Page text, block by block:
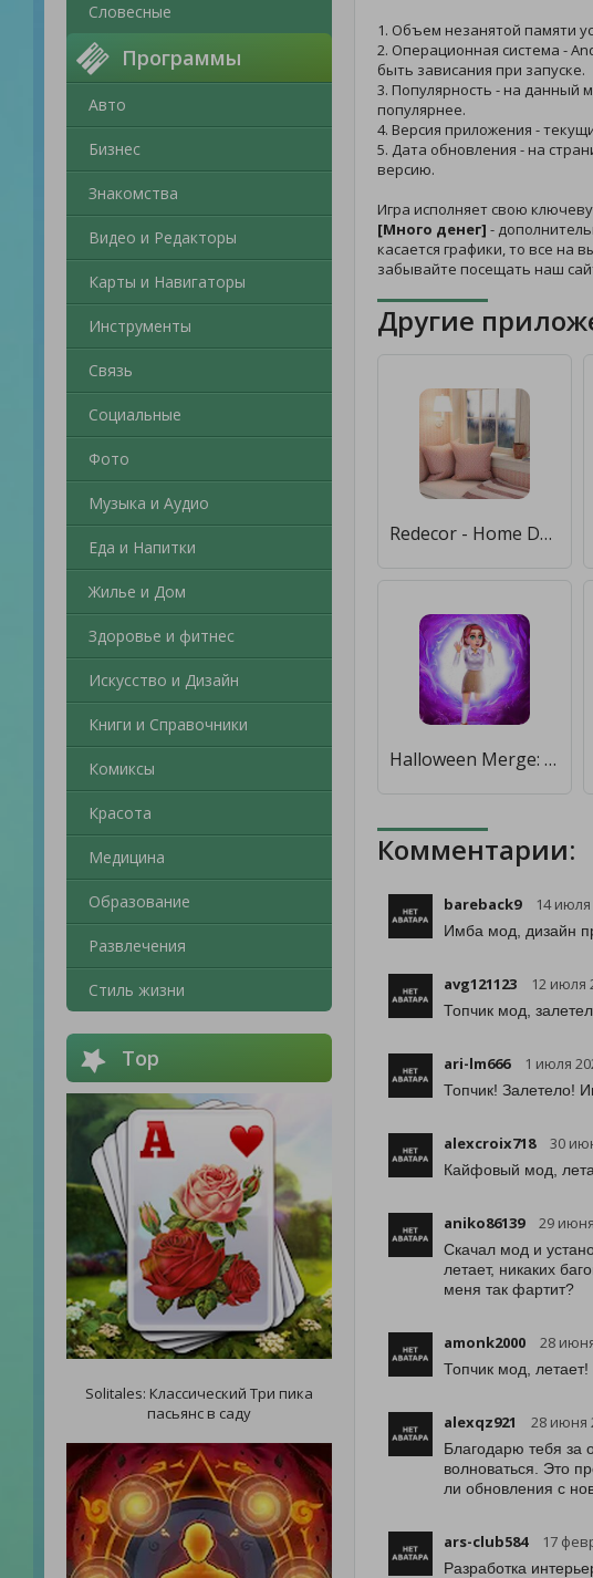
Словесные
Программы
Авто
Бизнес
Знакомства
Видео и Редакторы
Карты и Навигаторы
Инструменты
Связь
Социальные
Фото
Музыка и Аудио
Еда и Напитки
Жилье и Дом
Здоровье и фитнес
Искусство и Дизайн
Книги и Справочники
Комиксы
Красота
Медицина
Образование
Развлечения
Стиль жизни
Top
Solitales: Классический Три пика
пасьянс в саду
1. Объем незанятой памяти
2. Операционная система -
быть зависания при запуске.
3. Популярность - на данный
популярнее.
4. Версия приложения -
5. Дата обновления - на
версию.
Игра исполняет свою
[Много денег] -
касается графики, то все на
забывайте посещать наш
Другие
Redecor - Home Design Game [Много монет]
Halloween Merge: House Design [Много денег]
Комментарии:
bareback9 14 июля
Имба мод, дизайн
avg121123 12 июля
Топчик мод,
ari-lm666 1 июля
Топчик! Залетело!
alexcroix718 30
Кайфовый мод,
aniko86139 29
Скачал мод и
летает, никаких
меня так фартит?
amonk2000 28
Топчик мод, летает!
alexqz921 28 июня
Благодарю тебя за
волноваться. Это
ли обновления с
ars-club584 17
Разработка